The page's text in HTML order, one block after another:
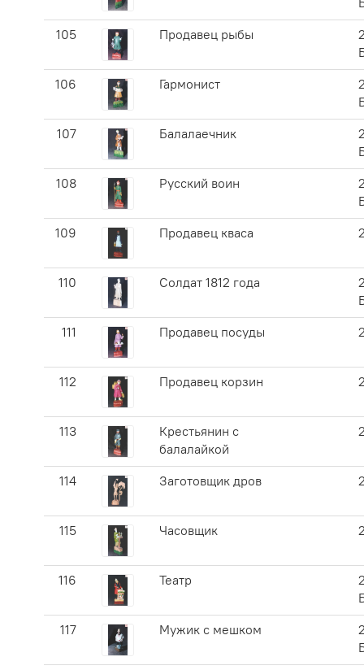
105
Продавец рыбы
106
Гармонист
107
Балалаечник
108
Русский воин
109
Продавец кваса
110 Солдат 1812 года
111
Продавец посуды
112 Продавец корзин
113
Крестьянин с
балалайкой
114 Заготовщик дров
115 Часовщик
116 Театр
117
Мужик с мешком